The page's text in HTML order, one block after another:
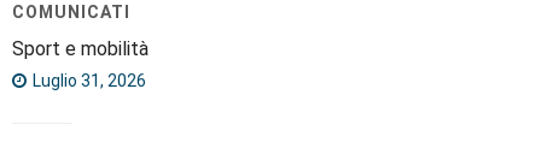
COMUNICATI
Sport e mobilità
Luglio 31, 2026